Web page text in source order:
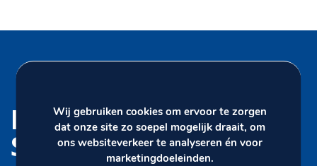
Daarom kiest u voor
Siersema
Wij gebruiken cookies om ervoor te zorgen
dat onze site zo soepel mogelijk draait, om
ons websiteverkeer te analyseren én voor
marketingdoeleinden.